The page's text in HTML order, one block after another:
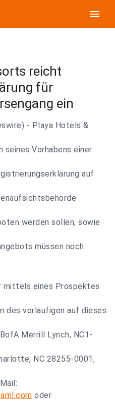
menu
reicht
für
ein
- Playa Hotels &
seines Vorhabens einer
auf
werden sollen, sowie
müssen noch
mittels eines Prospektes
des vorläufigen auf dieses
Merrill Lynch, NC1-
NC 28255-0001,
oder